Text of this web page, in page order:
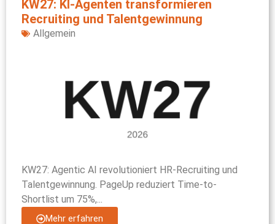
KW27: KI-Agenten transformieren
Recruiting und Talentgewinnung
Allgemein
KW27: Agentic AI revolutioniert HR-Recruiting und
Talentgewinnung. PageUp reduziert Time-to-
Shortlist um 75%,...
Mehr erfahren